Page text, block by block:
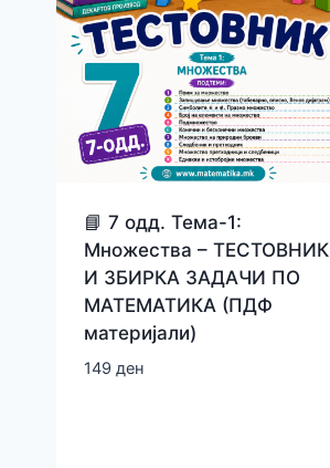
📘 7 одд. Тема-1:
Множества – ТЕСТОВНИК
И ЗБИРКА ЗАДАЧИ ПО
МАТЕМАТИКА (ПДФ
материјали)
149 ден